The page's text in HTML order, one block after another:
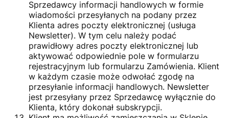
Sprzedawcy informacji handlowych w formie
wiadomości przesyłanych na podany przez
Klienta adres poczty elektronicznej (usługa
Newsletter). W tym celu należy podać
prawidłowy adres poczty elektronicznej lub
aktywować odpowiednie pole w formularzu
rejestracyjnym lub formularzu Zamówienia. Klient
w każdym czasie może odwołać zgodę na
przesyłanie informacji handlowych. Newsletter
jest przesyłany przez Sprzedawcę wyłącznie do
Klienta, który dokonał subskrypcji.